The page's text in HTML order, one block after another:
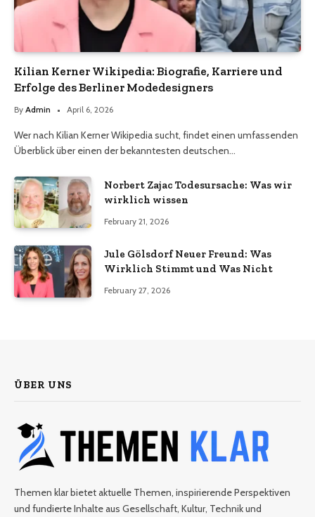
Kilian Kerner Wikipedia: Biografie, Karriere und
Erfolge des Berliner Modedesigners
By Admin April 6, 2026
Wer nach Kilian Kerner Wikipedia sucht, findet einen umfassenden
Überblick über einen der bekanntesten deutschen…
Norbert Zajac Todesursache: Was wir
wirklich wissen
February 21, 2026
Jule Gölsdorf Neuer Freund: Was
Wirklich Stimmt und Was Nicht
February 27, 2026
ÜBER UNS
Themen klar bietet aktuelle Themen, inspirierende Perspektiven
und fundierte Inhalte aus Gesellschaft, Kultur, Technik und